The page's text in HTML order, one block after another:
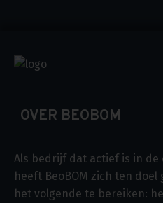
OVER BEOBOM
Als bedrijf dat actief is in
heeft BeoBOM zich ten
het volgende te bereiken: